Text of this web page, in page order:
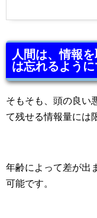
人間は、情報
は忘れるよう
そもそも、頭の良い
て残せる情報量には
年齢によって差が出
可能です。